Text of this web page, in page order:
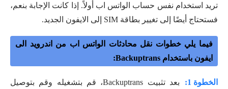
تريد استخدام نفس حساب الواتس اب أولاً. إذا كانت الإجابة بنعم،
فستحتاج أيضًا إلى تغيير بطاقة SIM إلى الايفون الجديد.
فيما يلي خطوات نقل محادثات الواتس اب من اندرويد الى
ايفون باستخدام Backuptrans:
الخطوة 1:
بعد تثبيت Backuptrans، قم بتشغيله وقم بتوصيل